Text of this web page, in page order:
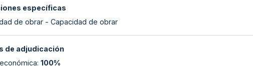
específicas
de obrar - Capacidad de obrar
de adjudicación
: 100%